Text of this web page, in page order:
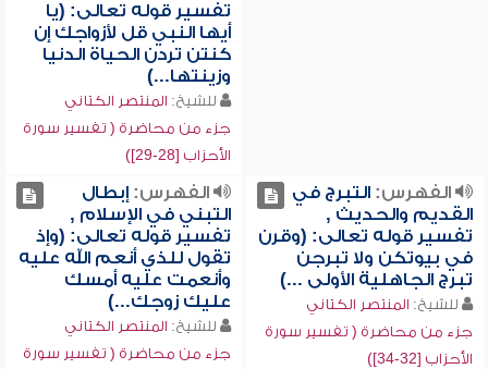
تفسير قوله تعالى: (يا
أيها النبي قل لأزواجك إن
كنتن تردن الحياة الدنيا
وزينتها...)
للشيخ: المنتصر الكتاني
جزء من محاضرة ( تفسير سورة
الأحزاب [28-29])
الفهرس:التبرج في
القديم والحديث ,
تفسير قوله تعالى: (وقرن
في بيوتكن ولا تبرجن
تبرج الجاهلية الأولى ...)
للشيخ: المنتصر الكتاني
جزء من محاضرة ( تفسير سورة
الأحزاب [32-34])
الفهرس:إبطال
التبني في الإسلام ,
تفسير قوله تعالى: (وإذ
تقول للذي أنعم الله عليه
وأنعمت عليه أمسك
عليك زوجك...)
للشيخ: المنتصر الكتاني
جزء من محاضرة ( تفسير سورة